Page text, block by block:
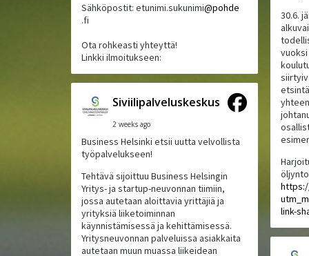
Sähköpostit: etunimi.sukunimi@pohde
.fi
Ota rohkeasti yhteyttä!
Linkki ilmoitukseen:
Siviilipalveluskeskus
2 weeks ago
Business Helsinki etsii uutta velvollista
työpalvelukseen!
Tehtävä sijoittuu Business Helsingin
Yritys- ja startup-neuvonnan tiimiin,
jossa autetaan aloittavia yrittäjiä ja
yrityksiä liiketoiminnan
käynnistämisessä ja kehittämisessä.
Yritysneuvonnan palveluissa asiakkaita
autetaan muun muassa liikeidean
30.6.
link-